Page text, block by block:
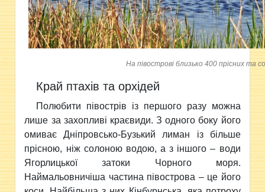
На півострові близько 400 прісних та
Край птахів та орхідей
Полюбити півострів із першого разу можна
лише за захопливі краєвиди. З одного боку його
омиває Дніпровсько-Бузький лиман із більше
прісною, ніж солоною водою, а з іншого – води
Ягорлицької затоки Чорного моря.
Наймальовничіша частина півострова – це його